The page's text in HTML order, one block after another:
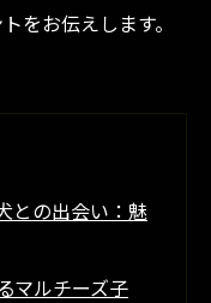
をお伝えします。
との出会い：魅
マルチーズ子